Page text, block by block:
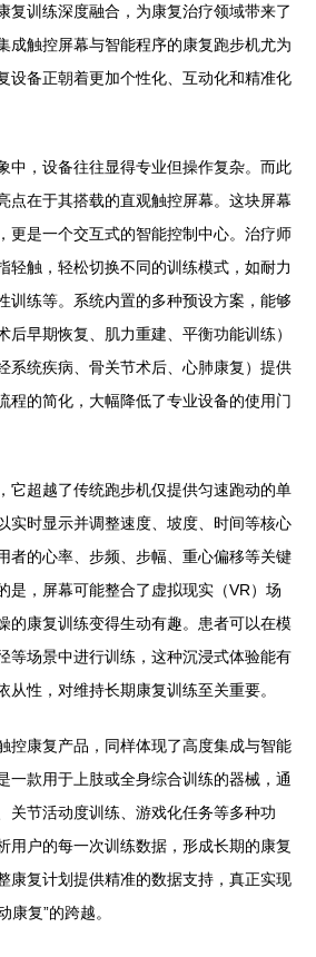
复训练深度融合，为康复治疗领域带来了
成触控屏幕与智能程序的康复跑步机尤为
设备正朝着更加个性化、互动化和精准化
中，设备往往显得专业但操作复杂。而此
点在于其搭载的直观触控屏幕。这块屏幕
更是一个交互式的智能控制中心。治疗师
轻触，轻松切换不同的训练模式，如耐力
训练等。系统内置的多种预设方案，能够
后早期恢复、肌力重建、平衡功能训练）
系统疾病、骨关节术后、心肺康复）提供
程的简化，大幅降低了专业设备的使用门
它超越了传统跑步机仅提供匀速跑动的单
实时显示并调整速度、坡度、时间等核心
者的心率、步频、步幅、重心偏移等关键
是，屏幕可能整合了虚拟现实（VR）场
的康复训练变得生动有趣。患者可以在模
等场景中进行训练，这种沉浸式体验能有
从性，对维持长期康复训练至关重要。
控康复产品，同样体现了高度集成与智能
一款用于上肢或全身综合训练的器械，通
关节活动度训练、游戏化任务等多种功
用户的每一次训练数据，形成长期的康复
康复计划提供精准的数据支持，真正实现
康复”的跨越。